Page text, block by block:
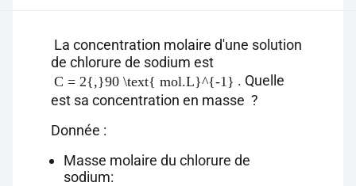
La concentration molaire d'une solution
de chlorure de sodium est
C = 2{,}90 \text{ mol.L}^{-1} . Quelle
est sa concentration en masse ?
Donnée :
Masse molaire du chlorure de
sodium: